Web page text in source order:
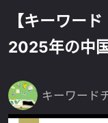
【キーワー
2025年の中
キーワード